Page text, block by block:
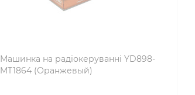
Машинка на радіокеруванні YD898-
MT1864 (Оранжевый)